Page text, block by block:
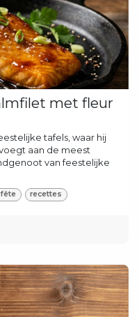
met fleur
tafels, waar hij
aan de meest
van feestelijke
fête recettes